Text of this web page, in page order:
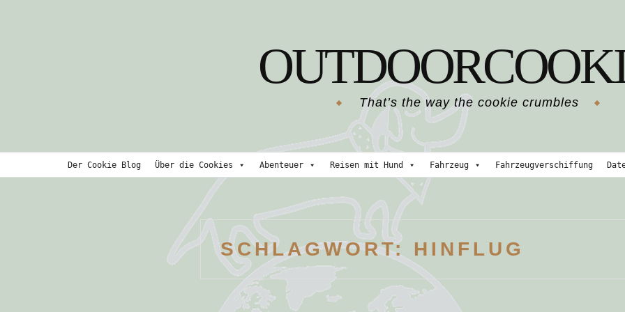
That’s the way the cookie crumbles
Der Cookie Blog Über die Cookies Abenteuer Reisen mit Hund Fahrzeug Fahrzeugverschiffung
SCHLAGWORT: HINFLUG